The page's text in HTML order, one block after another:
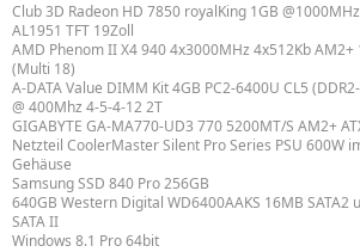
Club 3D Radeon HD 7850 royalKing 1GB
AL1951 TFT 19Zoll
AMD Phenom II X4 940 4x3000MHz 4x512Kb AM2+
(Multi 18)
A-DATA Value DIMM Kit 4GB PC2-6400U CL5
@ 400Mhz 4-5-4-12 2T
GIGABYTE GA-MA770-UD3 770 5200MT/S AM2+
Netzteil CoolerMaster Silent Pro Series PSU 600W
Gehäuse
Samsung SSD 840 Pro 256GB
640GB Western Digital WD6400AAKS 16MB SATA2
SATA II
Windows 8.1 Pro 64bit